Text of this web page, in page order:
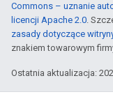
Commons – uznanie
licencji Apache 2.0.
zasady dotyczące
znakiem towarowym
Ostatnia aktualizacja: